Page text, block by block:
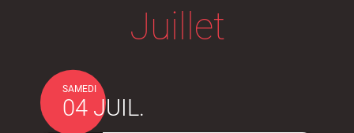
reconnaissance d'un
Juillet
SAMEDI
04 JUIL.